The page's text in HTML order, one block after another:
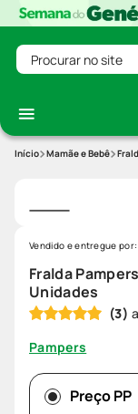
Procurar no site
Mamãe e Bebê
Fralda
Unidades
(3)
Pampers
Vendido e entregue por:
Preço PP